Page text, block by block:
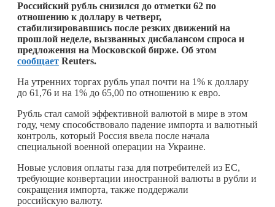
Российский рубль снизился до отметки 62 по
отношению к доллару в четверг,
стабилизировавшись после резких движений на
прошлой неделе, вызванных дисбалансом спроса и
предложения на Московской бирже. Об этом
сообщает Reuters.
На утренних торгах рубль упал почти на 1% к доллару
до 61,76 и на 1% до 65,00 по отношению к евро.
Рубль стал самой эффективной валютой в мире в этом
году, чему способствовало падение импорта и валютный
контроль, который Россия ввела после начала
специальной военной операции на Украине.
Новые условия оплаты газа для потребителей из ЕС,
требующие конвертации иностранной валюты в рубли и
сокращения импорта, также поддержали
российскую валюту.